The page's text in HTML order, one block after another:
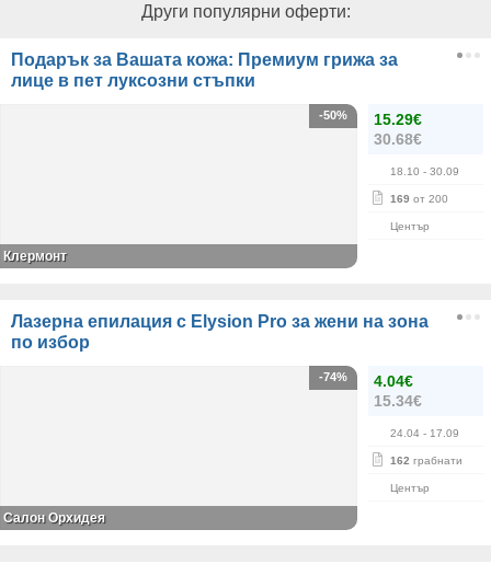
Други популярни оферти:
Подарък за Вашата кожа: Премиум грижа за
лице в пет луксозни стъпки
15.29€
30.68€
18.10 - 30.09
169 от 200
Център
-50%
Клермонт
Лазерна епилация с Elysion Pro за жени на зона
по избор
4.04€
15.34€
24.04 - 17.09
162 грабнати
Център
-74%
Салон Орхидея